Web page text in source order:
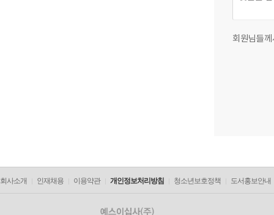
회원님들
회사소개 인재채용 이용약관 개인정보처리방침 청소년보호정책 도서홍보안내